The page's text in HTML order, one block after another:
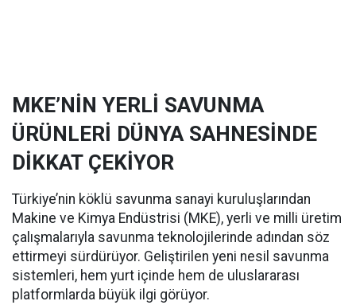
MKE’NİN YERLİ SAVUNMA
ÜRÜNLERİ DÜNYA SAHNESİNDE
DİKKAT ÇEKİYOR
Türkiye’nin köklü savunma sanayi kuruluşlarından
Makine ve Kimya Endüstrisi (MKE), yerli ve milli üretim
çalışmalarıyla savunma teknolojilerinde adından söz
ettirmeyi sürdürüyor. Geliştirilen yeni nesil savunma
sistemleri, hem yurt içinde hem de uluslararası
platformlarda büyük ilgi görüyor.